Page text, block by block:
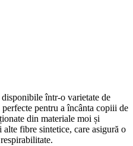
într-o varietate de
pentru a încânta copiii de
din materiale moi și
fibre sintetice, care asigură o